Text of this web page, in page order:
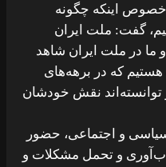
اینکه چگونه
گفت: ملت ایران
در ملت ایران شاهد
که در برهه‌های
نقش خودشان
و اجتماعی، حضور
و تحمل مشکلات و